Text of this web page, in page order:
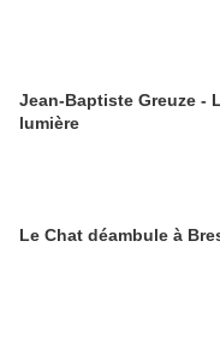
Jean-Baptiste Greuze -
lumière
Le Chat déambule à